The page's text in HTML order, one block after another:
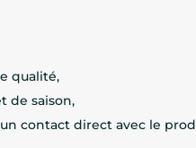
qualité,
de saison,
contact direct avec le